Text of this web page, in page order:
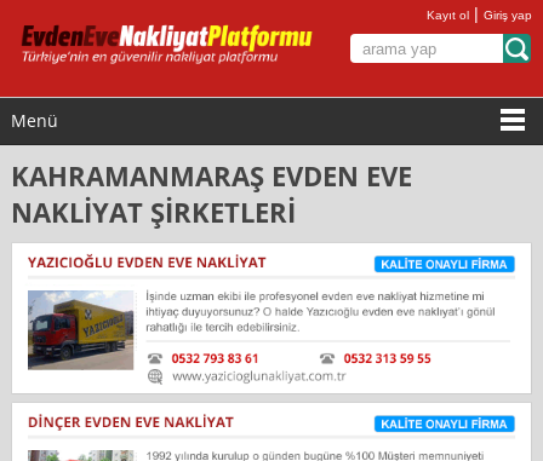
Kayıt ol |Giriş yap
Menü
KAHRAMANMARAŞ EVDEN EVE
NAKLİYAT ŞİRKETLERİ